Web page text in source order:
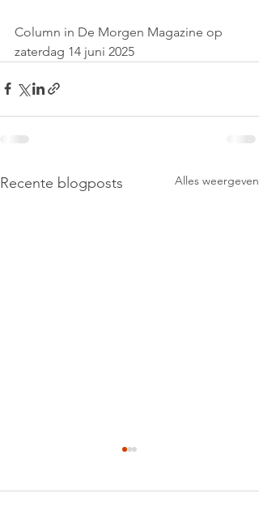
Column in De Morgen Magazine op
zaterdag 14 juni 2025
Recente blogposts Alles weergeven